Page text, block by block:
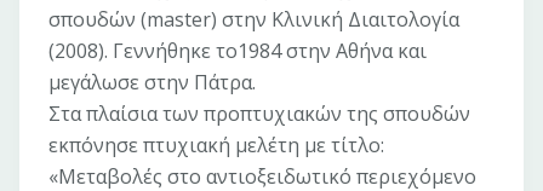
σπουδών (master) στην Κλινική Διαιτολογία
(2008). Γεννήθηκε το1984 στην Αθήνα και
μεγάλωσε στην Πάτρα.
Στα πλαίσια των προπτυχιακών της σπουδών
εκπόνησε πτυχιακή μελέτη με τίτλο:
«Μεταβολές στο αντιοξειδωτικό περιεχόμενο